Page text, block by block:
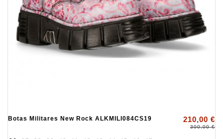
Botas Militares New Rock ALKMILI084CS19 210,00 €
300,00 €